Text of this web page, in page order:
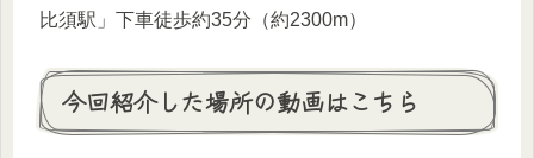
比須駅」下車徒歩約35分（約2300m）
今回紹介した場所の動画はこちら